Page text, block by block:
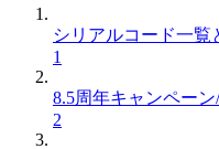
シリアルコード一覧
1
8.5周年キャンペー
2